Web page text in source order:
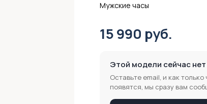
Мужские часы
15 990 руб.
Этой модели сейчас нет
Оставьте email, и как только
появятся, мы сразу вам